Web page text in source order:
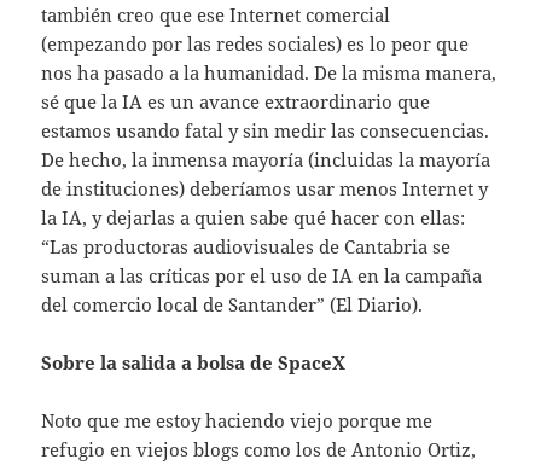
también creo que ese Internet comercial
(empezando por las redes sociales) es lo peor que
nos ha pasado a la humanidad. De la misma manera,
sé que la IA es un avance extraordinario que
estamos usando fatal y sin medir las consecuencias.
De hecho, la inmensa mayoría (incluidas la mayoría
de instituciones) deberíamos usar menos Internet y
la IA, y dejarlas a quien sabe qué hacer con ellas:
“Las productoras audiovisuales de Cantabria se
suman a las críticas por el uso de IA en la campaña
del comercio local de Santander” (El Diario).
Sobre la salida a bolsa de SpaceX
Noto que me estoy haciendo viejo porque me
refugio en viejos blogs como los de Antonio Ortiz,